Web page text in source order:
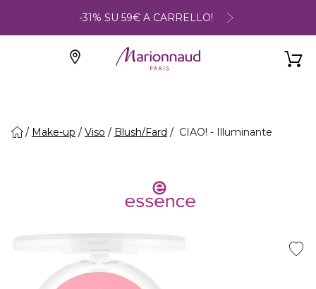
-31% SU 59€ A CARRELLO!
Make-up Viso Blush/Fard CIAO! - Illuminante